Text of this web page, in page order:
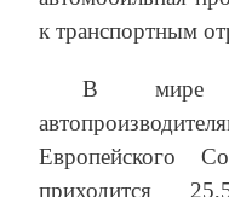
к транспортным
В мире
Европейского
приходится